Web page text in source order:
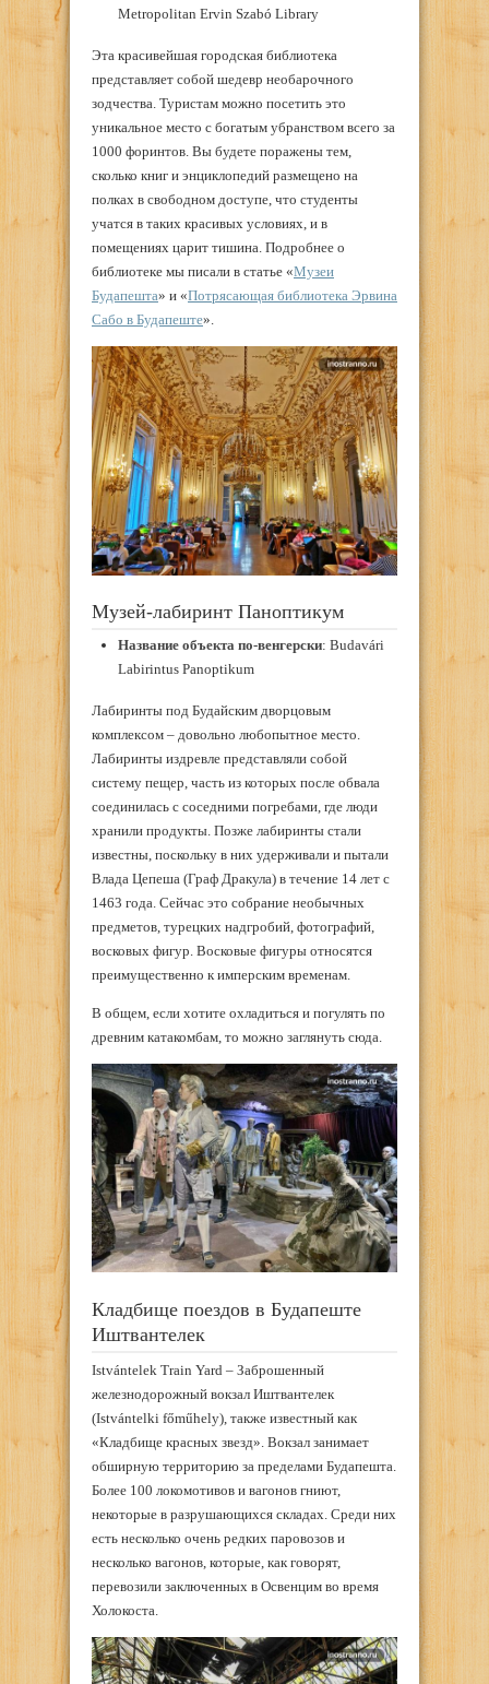
Metropolitan Ervin Szabó Library
Эта красивейшая городская библиотека
представляет собой шедевр необарочного
зодчества. Туристам можно посетить это
уникальное место с богатым убранством всего за
1000 форинтов. Вы будете поражены тем,
сколько книг и энциклопедий размещено на
полках в свободном доступе, что студенты
учатся в таких красивых условиях, и в
помещениях царит тишина. Подробнее о
библиотеке мы писали в статье «Музеи
Будапешта» и «Потрясающая библиотека Эрвина
Сабо в Будапеште».
Музей-лабиринт Паноптикум
Название объекта по-венгерски: Budavári
Labirintus Panoptikum
Лабиринты под Будайским дворцовым
комплексом – довольно любопытное место.
Лабиринты издревле представляли собой
систему пещер, часть из которых после обвала
соединилась с соседними погребами, где люди
хранили продукты. Позже лабиринты стали
известны, поскольку в них удерживали и пытали
Влада Цепеша (Граф Дракула) в течение 14 лет с
1463 года. Сейчас это собрание необычных
предметов, турецких надгробий, фотографий,
восковых фигур. Восковые фигуры относятся
преимущественно к имперским временам.
В общем, если хотите охладиться и погулять по
древним катакомбам, то можно заглянуть сюда.
Кладбище поездов в Будапеште
Иштвантелек
Istvántelek Train Yard – Заброшенный
железнодорожный вокзал Иштвантелек
(Istvántelki főműhely), также известный как
«Кладбище красных звезд». Вокзал занимает
обширную территорию за пределами Будапешта.
Более 100 локомотивов и вагонов гниют,
некоторые в разрушающихся складах. Среди них
есть несколько очень редких паровозов и
несколько вагонов, которые, как говорят,
перевозили заключенных в Освенцим во время
Холокоста.